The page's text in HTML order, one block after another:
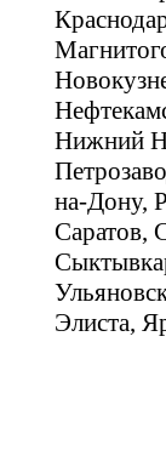
Нижний
на-Дону,
Саратов,
Элиста,